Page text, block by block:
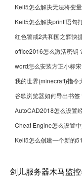
红色警戒2共和国之辉快
office2016怎么激活密钥
word怎么安装方正小标
我的世界(minecraft)指令
谷歌浏览器如何导出书
AutoCAD2018怎么设置
Cheat Engine怎么设置
剑儿服务器木马监